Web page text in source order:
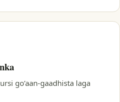
go’aan-gaadhista laga